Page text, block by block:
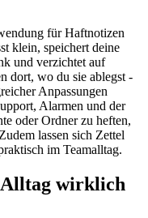
für Haftnotizen
klein, speichert deine
und verzichtet auf
dort, wo du sie ablegst -
Anpassungen
Alarmen und der
oder Ordner zu heften,
lassen sich Zettel
im Teamalltag.
wirklich